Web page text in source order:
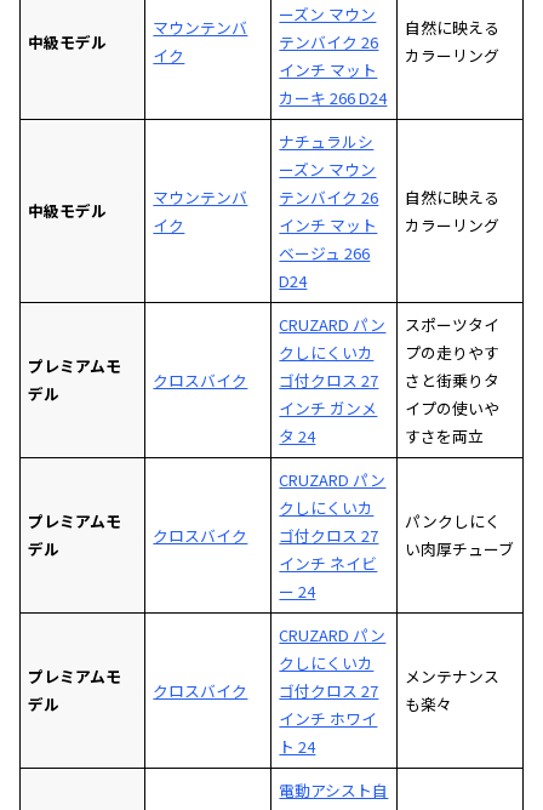
中級モデル
マウンテンバ
イク
ーズン マウン
テンバイク 26
インチ マット
カーキ 266 D24
自然に映える
カラーリング
中級モデル
マウンテンバ
イク
ナチュラルシ
ーズン マウン
テンバイク 26
インチ マット
ベージュ 266
D24
自然に映える
カラーリング
プレミアムモ
デル
クロスバイク
CRUZARD パン
クしにくいカ
ゴ付クロス 27
インチ ガンメ
タ 24
スポーツタイ
プの走りやす
さと街乗りタ
イプの使いや
すさを両立
プレミアムモ
デル
クロスバイク
CRUZARD パン
クしにくいカ
ゴ付クロス 27
インチ ネイビ
ー 24
パンクしにく
い肉厚チューブ
プレミアムモ
デル
クロスバイク
CRUZARD パン
クしにくいカ
ゴ付クロス 27
インチ ホワイ
ト 24
メンテナンス
も楽々
電動アシスト自